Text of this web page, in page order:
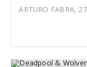
ARTURO FABRA,